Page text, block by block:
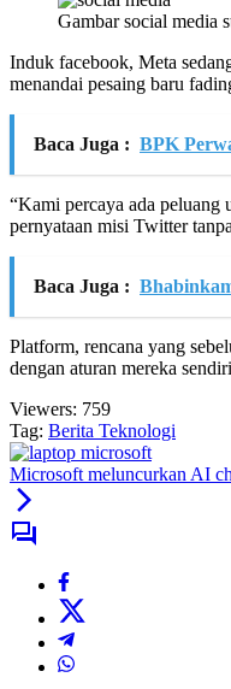
Gambar social media
Induk facebook, Meta
menandai pesaing baru
Baca Juga : BPK
“Kami percaya ada peluang
pernyataan misi Twitter
Baca Juga :
Platform, rencana yang
dengan aturan mereka
Viewers: 759
Tag: Berita Teknologi
Microsoft meluncurkan AI